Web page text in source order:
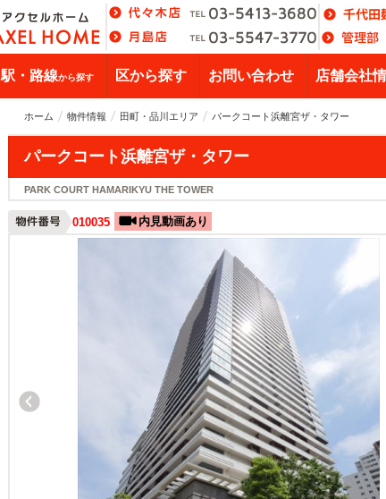
駅・路線から探す 区から探す お問い合わせ 店舗会社
ホーム 物件情報 田町・品川エリア パークコート浜離宮ザ・タワー
パークコート浜離宮ザ・タワー
PARK COURT HAMARIKYU THE TOWER
010035 内見動画あり